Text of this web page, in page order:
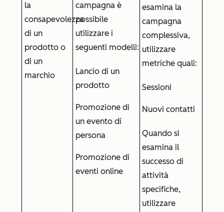
la
consapevolezza
di un
prodotto o
di un
marchio
campagna è
possibile
utilizzare i
seguenti modelli:
Lancio di un
prodotto
Promozione di
un evento di
persona
Promozione di
eventi online
esamina la
campagna
complessiva,
utilizzare
metriche quali:
Sessioni
Nuovi contatti
Quando si
esamina il
successo di
attività
specifiche,
utilizzare